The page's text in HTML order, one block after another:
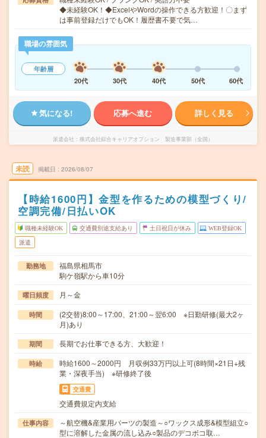
◆未経験OK！◆ExcelやWordの操作できる方歓迎！〇まず
は事前登録だけでもOK！履歴書不要で気…
職場の雰囲気
年齢層
20代
30代 40代 50代 60代
気になる! 応募へ進む 詳しく見る
派遣会社 株式会社綜合キャリアオプション 製造事業部（全国）
未読 掲載日 2026/08/07
【時給1600円】金型を作るための模型づくり/
空調完備/日払いOK
職種未経験OK 交通費別途支給あり 土日祝日が休み WEB登録OK
派遣
勤務地
福島県相馬市
駒ケ嶺駅から車10分
曜日頻度 月～金
時間
(2交替)8:00～17:00、21:00～翌6:00 ※日勤研修(最大2ヶ
月)あり
期間 長期でお仕事できる方、大歓迎！
時給
時給1600～2000円 月収例33万円以上可(8時間×21日+残
業・深夜手当) ※研修終了後
交通費
交通費規定内支給
仕事内容
～航空機&産業用パーツの製造～○ワックス成形&模型組立○
型に溶解した金属の流し込み○製品のデコボコ取…